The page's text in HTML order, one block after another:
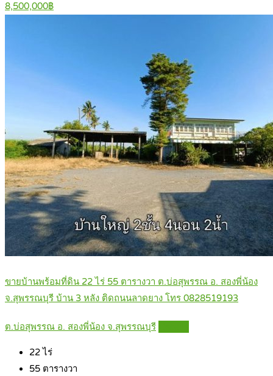
8,500,000฿
ขายบ้านพร้อมที่ดิน 22 ไร่ 55 ตารางวา ต.บ่อสุพรรณ อ. สองพี่น้อง
จ.สุพรรณบุรี บ้าน 3 หลัง ติดถนนลาดยาง โทร 0828519193
ต.บ่อสุพรรณ อ. สองพี่น้อง จ.สุพรรณบุรี
22ไร่
55 ตารางวา